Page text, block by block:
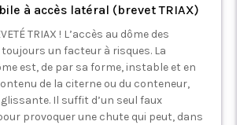
à accès latéral (brevet TRIAX)
TRIAX ! L’accès au dôme des
un facteur à risques. La
est, de par sa forme, instable et en
de la citerne ou du conteneur,
Il suffit d’un seul faux
provoquer une chute qui peut, dans